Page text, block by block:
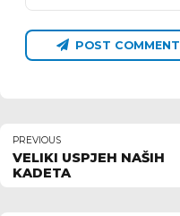
POST COMMENT
PREVIOUS
VELIKI USPJEH NAŠIH
KADETA